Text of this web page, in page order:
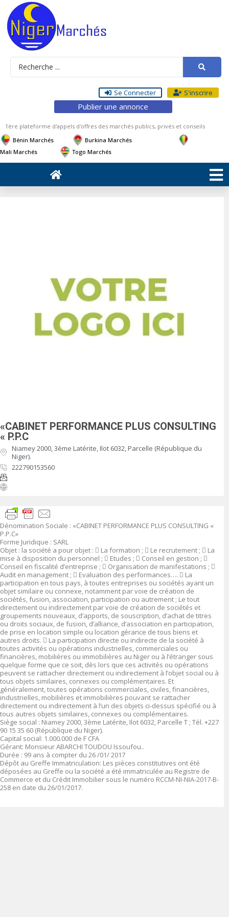
Se Connecter S'inscrire
Publier une annonce
1ère plateforme d'appels d'offres des marchés publics, privés et conseils
Bénin Marchés
Burkina Marchés
Mali Marchés
Togo Marchés
«CABINET PERFORMANCE PLUS CONSULTING
« P.P.C
Niamey 2000, 3ème Latérite, Ilot 6032, Parcelle (République du
Niger).
222790153560
Dénomination Sociale : «CABINET PERFORMANCE PLUS CONSULTING «
P.P.C»
Forme Juridique : SARL
Objet : la société a pour objet :  La formation ;  Le recrutement ;  La
mise à disposition du personnel ;  Etudes ;  Conseil en gestion ; 
Conseil en fiscalité d’entreprise ;  Organisation de manifestations ; 
Audit en management ;  Evaluation des performances….  La
participation en tous pays, à toutes entreprises ou sociétés ayant un
objet similaire ou connexe, notamment par voie de création de
sociétés, fusion, association, participation ou autrement ; Le tout
directement ou indirectement par voie de création de sociétés et
groupements nouveaux, d’apports, de souscription, d’achat de titres
ou droits sociaux, de fusion, d’alliance, d’association en participation,
de prise en location simple ou location gérance de tous biens et
autres droits.  La participation directe ou indirecte de la société à
toutes activités ou opérations industrielles, commerciales ou
financières, mobilières ou immobilières au Niger ou à l’étranger sous
quelque forme que ce soit, dès lors que ces activités ou opérations
peuvent se rattacher directement ou indirectement à l’objet social ou à
tous objets similaires, connexes ou complémentaires. Et
généralement, toutes opérations commerciales, civiles, financières,
industrielles, mobilières et immobilières pouvant se rattacher
directement ou indirectement à l’un des objets ci-dessus spécifié ou à
tous autres objets similaires, connexes ou complémentaires.
Siège social : Niamey 2000, 3ème Latérite, Ilot 6032, Parcelle T ; Tél. +227
90 15 35 60 (République du Niger).
Capital social: 1.000.000 de F CFA
Gérant: Monsieur ABARCHI TOUDOU Issoufou..
Durée : 99 ans à compter du 26 /01/ 2017
Dépôt au Greffe Immatriculation: Les pièces constitutives ont été
déposées au Greffe ou la société a été immatriculée au Registre de
Commerce et du Crédit Immobilier sous le numéro RCCM-NI-NIA-2017-B-
258 en date du 26/01/2017.